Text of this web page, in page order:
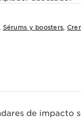
, Sérums y boosters,
de impacto